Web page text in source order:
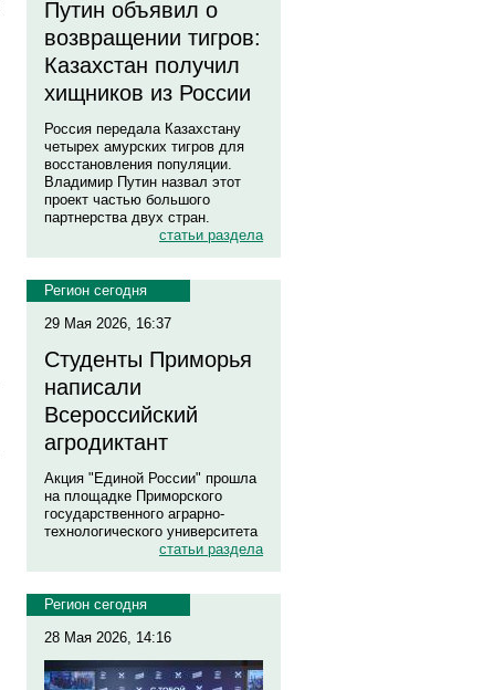
Путин объявил о
возвращении тигров:
Казахстан получил
хищников из России
Россия передала Казахстану
четырех амурских тигров для
восстановления популяции.
Владимир Путин назвал этот
проект частью большого
партнерства двух стран.
статьи раздела
Регион сегодня
29 Мая 2026, 16:37
Студенты Приморья
написали
Всероссийский
агродиктант
Акция "Единой России" прошла
на площадке Приморского
государственного аграрно-
технологического университета
статьи раздела
Регион сегодня
28 Мая 2026, 14:16